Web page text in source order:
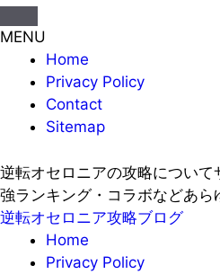
MENU
Home
Privacy Policy
Contact
Sitemap
逆転オセロニアの攻略につい
強ランキング・コラボなどあら
逆転オセロニア攻略ブログ
Home
Privacy Policy